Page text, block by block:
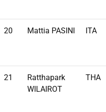
20 Mattia PASINI ITA
21
Ratthapark
WILAIROT
THA